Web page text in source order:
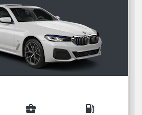
business_center local_gas_station